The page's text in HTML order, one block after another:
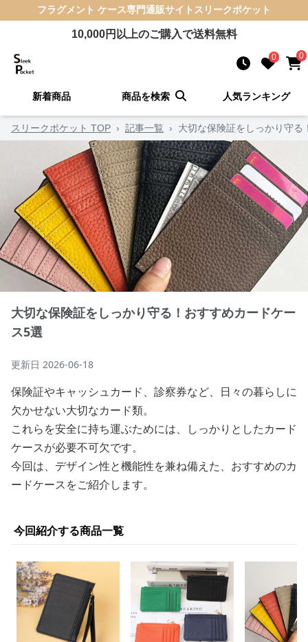
フラグメント ケース専門通販サイト スリークポケット
10,000円以上のご購入で送料無料
0 0
新着商品 商品を検索 人気ランキング
スリークポケット TOP › 記事一覧 › 大切な保険証をしっかり守
大切な保険証をしっかり守る！おすすめカードケー
ス5選
更新日 2026-06-18
保険証やキャッシュカード、診察券など、日々の暮らしに
欠かせない大切なカード類。
これらを安全に持ち運ぶためには、しっかりとしたカード
ケースが必要不可欠です。
今回は、デザイン性と機能性を兼ね備えた、おすすめのカ
ードケースをご紹介します。
今回紹介する商品一覧